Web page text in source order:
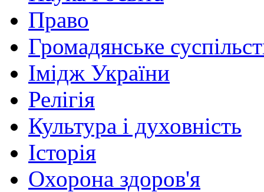
Право
Громадянське
Імідж України
Релігія
Культура і духовність
Історія
Охорона здоров'я